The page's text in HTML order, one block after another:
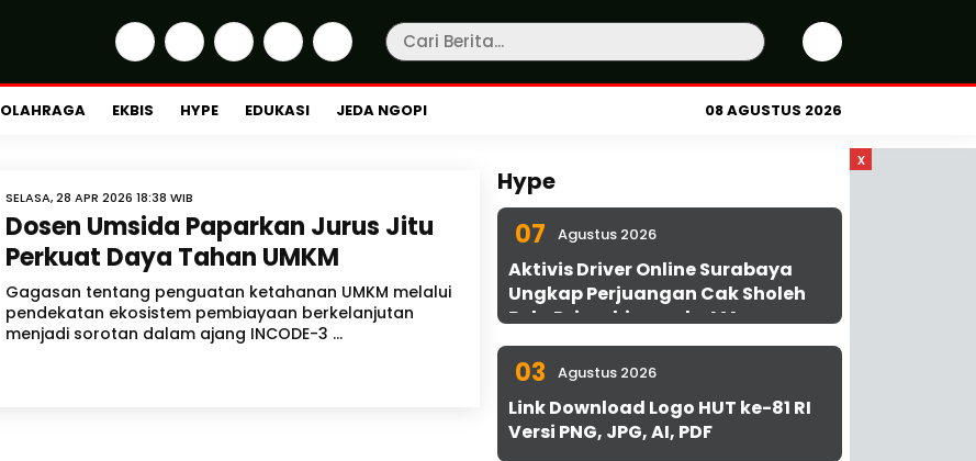
OLAHRAGA EKBIS HYPE EDUKASI JEDA NGOPI 08 AGUSTUS 2026
x
SELASA, 28 APR 2026 18:38 WIB
Dosen Umsida Paparkan Jurus Jitu
Perkuat Daya Tahan UMKM
Gagasan tentang penguatan ketahanan UMKM melalui
pendekatan ekosistem pembiayaan berkelanjutan
menjadi sorotan dalam ajang INCODE-3 ...
Hype
07 Agustus 2026
Aktivis Driver Online Surabaya
Ungkap Perjuangan Cak Sholeh
Bela Driver hingga ke MA
03 Agustus 2026
Link Download Logo HUT ke-81 RI
Versi PNG, JPG, AI, PDF